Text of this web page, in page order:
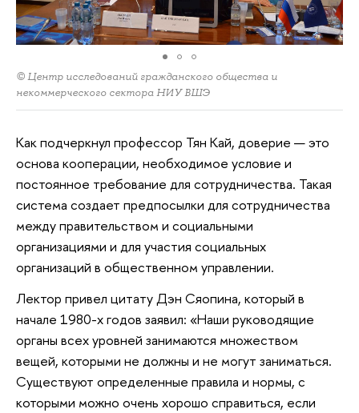
© Центр исследований гражданского общества и
некоммерческого сектора НИУ ВШЭ
Как подчеркнул профессор Тян Кай, доверие — это
основа кооперации, необходимое условие и
постоянное требование для сотрудничества. Такая
система создает предпосылки для сотрудничества
между правительством и социальными
организациями и для участия социальных
организаций в общественном управлении.
Лектор привел цитату Дэн Сяопина, который в
начале 1980-х годов заявил: «Наши руководящие
органы всех уровней занимаются множеством
вещей, которыми не должны и не могут заниматься.
Существуют определенные правила и нормы, с
которыми можно очень хорошо справиться, если